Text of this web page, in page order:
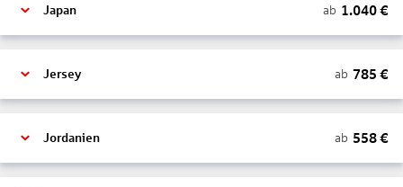
Japan ab 1.040€
Jersey ab 785 €
Jordanien ab 558€